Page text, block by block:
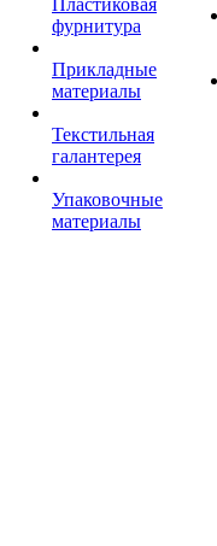
Пластиковая
фурнитура
Прикладные
материалы
Текстильная
галантерея
Упаковочные
материалы